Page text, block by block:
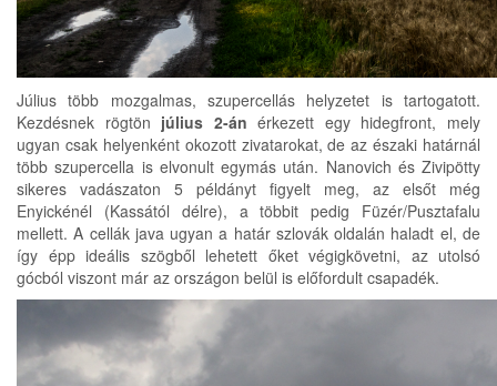
Július több mozgalmas, szupercellás helyzetet is tartogatott.
Kezdésnek rögtön július 2-án érkezett egy hidegfront, mely
ugyan csak helyenként okozott zivatarokat, de az északi határnál
több szupercella is elvonult egymás után. Nanovich és Zivipötty
sikeres vadászaton 5 példányt figyelt meg, az elsőt még
Enyickénél (Kassától délre), a többit pedig Füzér/Pusztafalu
mellett. A cellák java ugyan a határ szlovák oldalán haladt el, de
így épp ideális szögből lehetett őket végigkövetni, az utolsó
gócból viszont már az országon belül is előfordult csapadék.